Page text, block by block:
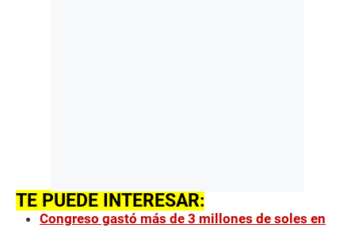
TE PUEDE INTERESAR:
Congreso gastó más de 3 millones de soles en